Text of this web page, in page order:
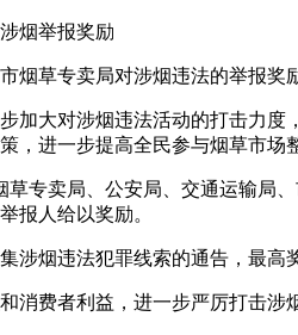
烟举报奖励
烟草专卖局对涉烟违法的举报奖
加大对涉烟违法活动的打击力
，进一步提高全民参与烟草市场
草专卖局、公安局、交通运输局
报人给以奖励。
涉烟违法犯罪线索的通告，最高
消费者利益，进一步严厉打击涉